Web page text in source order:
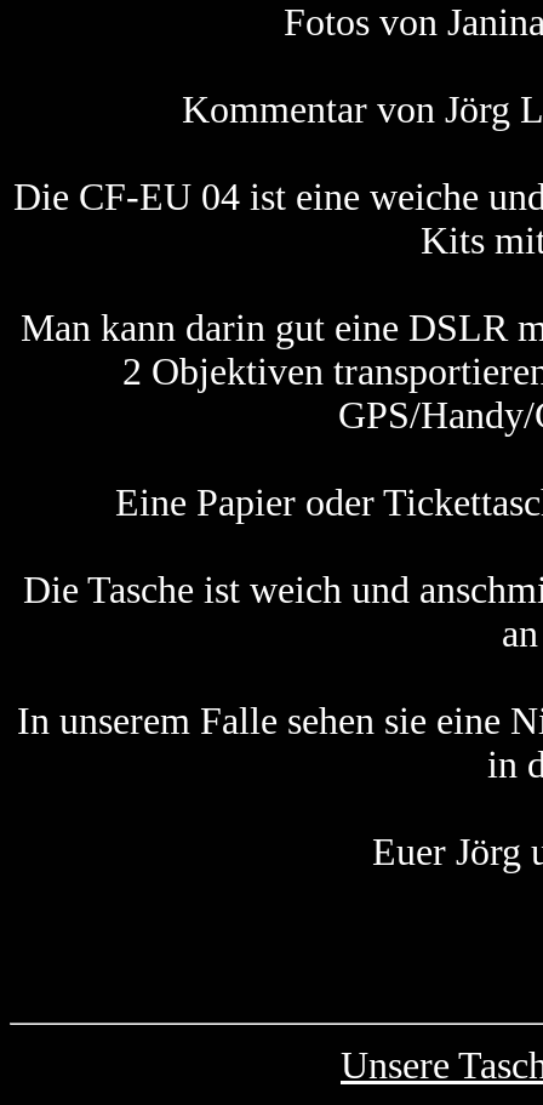
Fotos von
Kommentar von Jörg
Die CF-EU 04 ist eine weiche
Kits
Man kann darin gut eine DSLR
2 Objektiven
GPS/
Eine Papier oder
Die Tasche ist weich und
In unserem Falle sehen sie eine
in
Euer Jörg
Unsere